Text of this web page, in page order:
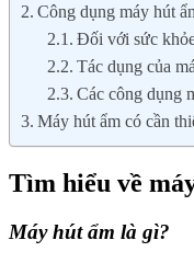
Công dụng máy hút
Đối với sức
Tác dụng của
Các công dụng
Máy hút ẩm có cần
Tìm hiểu về
Máy hút ẩm là gì?